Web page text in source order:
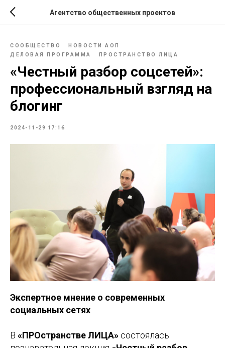
Агентство общественных проектов
СООБЩЕСТВО
НОВОСТИ АОП
ДЕЛОВАЯ ПРОГРАММА
ПРОСТРАНСТВО ЛИЦА
«Честный разбор соцсетей»:
профессиональный взгляд на
блогинг
2024-11-29 17:16
Экспертное мнение о современных
социальных сетях
В «ПРОстранстве ЛИЦА» состоялась